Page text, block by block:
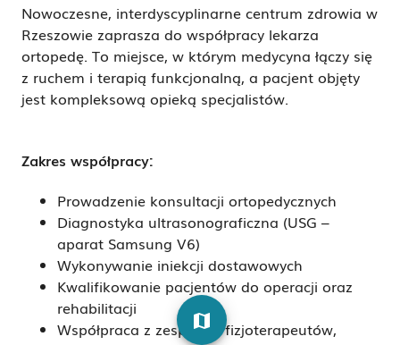
Nowoczesne, interdyscyplinarne centrum zdrowia w
Rzeszowie zaprasza do współpracy lekarza
ortopedę. To miejsce, w którym medycyna łączy się
z ruchem i terapią funkcjonalną, a pacjent objęty
jest kompleksową opieką specjalistów.
Zakres współpracy:
Prowadzenie konsultacji ortopedycznych
Diagnostyka ultrasonograficzna (USG –
aparat Samsung V6)
Wykonywanie iniekcji dostawowych
Kwalifikowanie pacjentów do operacji oraz
rehabilitacji
Współpraca z zespołem fizjoterapeutów,
map